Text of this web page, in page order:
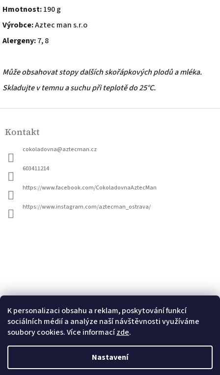
K personalizaci obsahu a reklam, poskytování funkcí
sociálních médií a analýze naší návštěvnosti využíváme
soubory cookies. Více informacízde.
Nastavení
Hmotnost:190 g
Výrobce:Aztec man s.r.o
Alergeny:7, 8
Může obsahovat stopy dalších skořápkových plodů a mléka.
Skladujte v temnu a suchu při teplotě do 25°C.
pKontakt
cokoladovna@aztecman.cz
603411214
https://www.facebook.com/CokoladovnaAztecMan
https://www.instagram.com/aztecman_ostrava/